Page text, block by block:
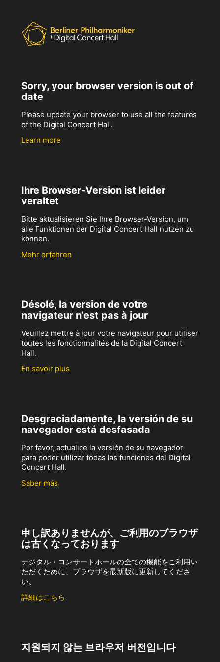
Sorry, your browser version is out of
date
Please update your browser to use all the features
of the Digital Concert Hall.
Learn more
Ihre Browser-Version ist leider
veraltet
Bitte aktualisieren Sie Ihre Browser-Version, um
alle Funktionen der Digital Concert Hall nutzen zu
können.
Mehr erfahren
Désolé, la version de votre
navigateur n’est pas à jour
Veuillez mettre à jour votre navigateur pour utiliser
toutes les fonctionnalités de la Digital Concert
Hall.
En savoir plus
Desgraciadamente, la versión de su
navegador está desfasada
Por favor, actualice la versión de su navegador
para poder utilizar todas las funciones del Digital
Concert Hall.
Saber más
申し訳ありませんが、ご利用のブラウザ
は古くなっております
デジタル・コンサートホールの全ての機能をご利用い
ただくために、ブラウザを最新版に更新してくださ
い。
詳細はこちら
지원되지 않는 브라우저 버전입니다